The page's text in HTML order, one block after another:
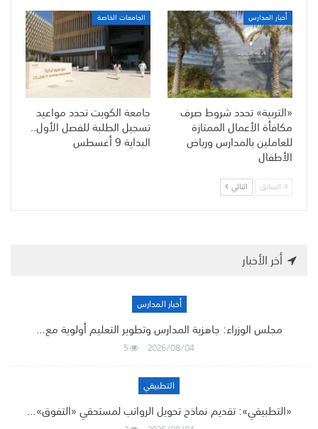
أخبار المدارس
«التربية» تحدد شروط صرف
مكافأة الأعمال الممتازة
للعاملين بالمدارس ورياض
الأطفال
الجامعات الخاصة
جامعة الكويت تحدد مواعيد
تسجيل الطلبة للفصل الأول..
البداية 9 أغسطس
السابق التالي
أخر الأخبار
أخبار المدارس
مجلس الوزراء: جاهزية المدارس وتطوير التعليم أولوية مع…
2026/08/04
5
التطبيقي
«التطبيقي»: تقديم نماذج تحويل الرواتب لمستحقي «التفوق»…